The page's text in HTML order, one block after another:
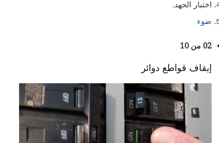
اختبار الجهد.
ضوء
02 من 10
إيقاف قواطع دوائر